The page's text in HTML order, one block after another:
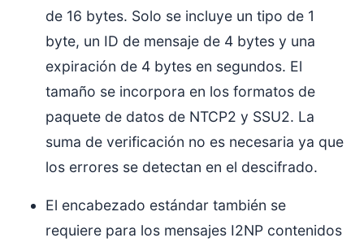
de 16 bytes. Solo se incluye un tipo de 1
byte, un ID de mensaje de 4 bytes y una
expiración de 4 bytes en segundos. El
tamaño se incorpora en los formatos de
paquete de datos de NTCP2 y SSU2. La
suma de verificación no es necesaria ya que
los errores se detectan en el descifrado.
El encabezado estándar también se
requiere para los mensajes I2NP contenidos